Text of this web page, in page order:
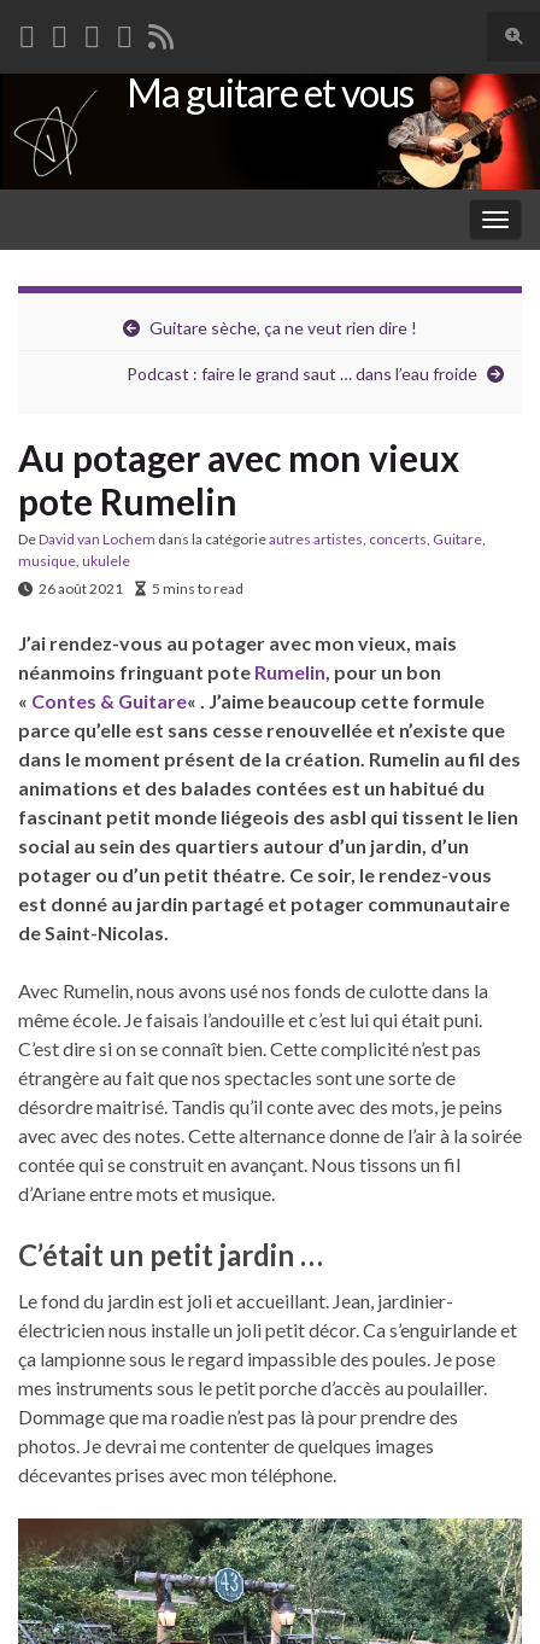
Search for:
Ma guitare et vous
Guitare sèche, ça ne veut rien dire !
Podcast : faire le grand saut … dans l’eau froide
Au potager avec mon vieux
pote Rumelin
DeDavid van Lochem dans la catégorieautres artistes concerts Guitare
musique ukulele
26 août 2021
5 mins to read
J’ai rendez-vous au potager avec mon vieux, mais
néanmoins fringuant pote Rumelin , pour un bon
« Contes & Guitare« . J’aime beaucoup cette formule
parce qu’elle est sans cesse renouvellée et n’existe que
dans le moment présent de la création. Rumelin au fil des
animations et des balades contées est un habitué du
fascinant petit monde liégeois des asbl qui tissent le lien
social au sein des quartiers autour d’un jardin, d’un
potager ou d’un petit théatre. Ce soir, le rendez-vous
est donné au jardin partagé et potager communautaire
de Saint-Nicolas.
Avec Rumelin, nous avons usé nos fonds de culotte dans la
même école. Je faisais l’andouille et c’est lui qui était puni.
C’est dire si on se connaît bien. Cette complicité n’est pas
étrangère au fait que nos spectacles sont une sorte de
désordre maitrisé. Tandis qu’il conte avec des mots, je peins
avec avec des notes. Cette alternance donne de l’air à la soirée
contée qui se construit en avançant. Nous tissons un fil
d’Ariane entre mots et musique.
C’était un petit jardin …
Le fond du jardin est joli et accueillant. Jean, jardinier-
électricien nous installe un joli petit décor. Ca s’enguirlande et
ça lampionne sous le regard impassible des poules. Je pose
mes instruments sous le petit porche d’accès au poulailler.
Dommage que ma roadie n’est pas là pour prendre des
photos. Je devrai me contenter de quelques images
décevantes prises avec mon téléphone.